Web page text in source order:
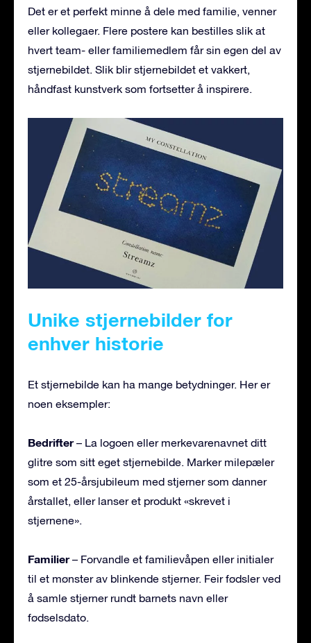
Det er et perfekt minne å dele med familie, venner
eller kollegaer. Flere postere kan bestilles slik at
hvert team- eller familiemedlem får sin egen del av
stjernebildet. Slik blir stjernebildet et vakkert,
håndfast kunstverk som fortsetter å inspirere.
Unike stjernebilder for
enhver historie
Et stjernebilde kan ha mange betydninger. Her er
noen eksempler:
Bedrifter– La logoen eller merkevarenavnet ditt
glitre som sitt eget stjernebilde. Marker milepæler
som et 25-årsjubileum med stjerner som danner
årstallet, eller lanser et produkt «skrevet i
stjernene».
Familier– Forvandle et familievåpen eller initialer
til et mønster av blinkende stjerner. Feir fødsler ved
å samle stjerner rundt barnets navn eller
fødselsdato.